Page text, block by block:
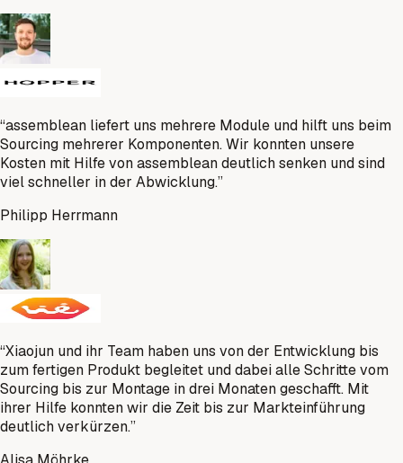
“assemblean liefert uns mehrere Module und hilft uns beim
Sourcing mehrerer Komponenten. Wir konnten unsere
Kosten mit Hilfe von assemblean deutlich senken und sind
viel schneller in der Abwicklung.”
Philipp Herrmann
“Xiaojun und ihr Team haben uns von der Entwicklung bis
zum fertigen Produkt begleitet und dabei alle Schritte vom
Sourcing bis zur Montage in drei Monaten geschafft. Mit
ihrer Hilfe konnten wir die Zeit bis zur Markteinführung
deutlich verkürzen.”